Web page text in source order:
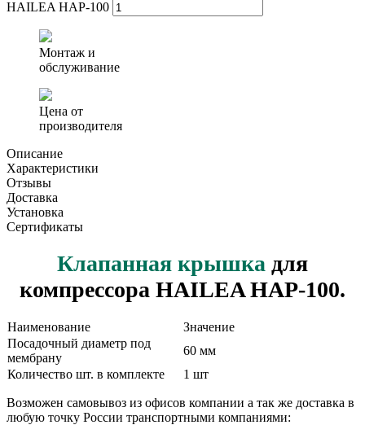
HAILEA HAP-100
Монтаж и
обслуживание
Цена от
производителя
Описание
Характеристики
Отзывы
Доставка
Установка
Сертификаты
Клапанная крышка для
компрессора HAILEA HAP-100.
Наименование
Значение
Посадочный диаметр под
мембрану
60 мм
Количество шт. в комплекте
1 шт
Возможен самовывоз из офисов компании а так же доставка в
любую точку России транспортными компаниями: